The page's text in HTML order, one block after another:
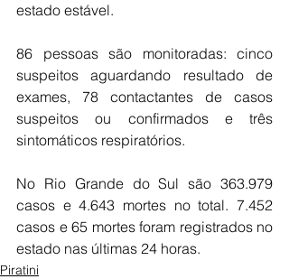
estado estável.
86 pessoas são monitoradas: cinco
suspeitos aguardando resultado de
exames, 78 contactantes de casos
suspeitos ou confirmados e três
sintomáticos respiratórios.
No Rio Grande do Sul são 363.979
casos e 4.643 mortes no total. 7.452
casos e 65 mortes foram registrados no
estado nas últimas 24 horas.
Piratini